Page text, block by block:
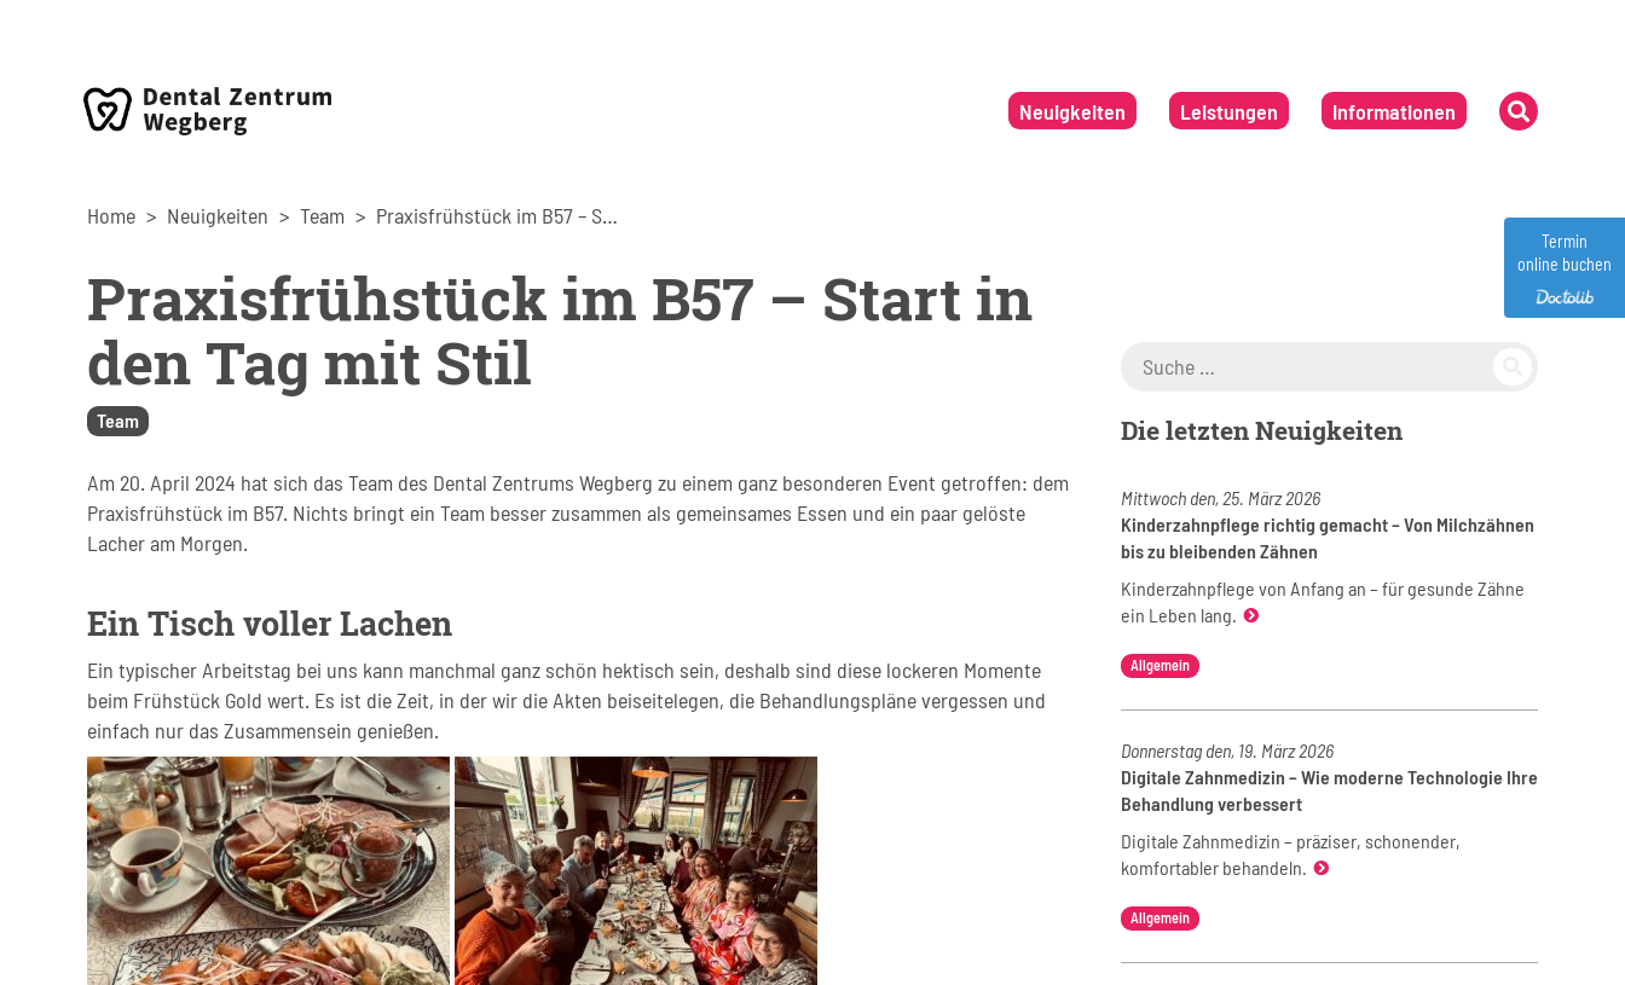
Neuigkeiten Leistungen Informationen
Home Neuigkeiten Team Praxisfrühstück im B57 – Start in den Tag mit Stil
Praxisfrühstück im B57 – Start in
den Tag mit Stil
Team
Am 20. April 2024 hat sich das Team des Dental Zentrums Wegberg zu einem ganz besonderen Event getroffen: dem
Praxisfrühstück im B57. Nichts bringt ein Team besser zusammen als gemeinsames Essen und ein paar gelöste
Lacher am Morgen.
Ein Tisch voller Lachen
Ein typischer Arbeitstag bei uns kann manchmal ganz schön hektisch sein, deshalb sind diese lockeren Momente
beim Frühstück Gold wert. Es ist die Zeit, in der wir die Akten beiseitelegen, die Behandlungspläne vergessen und
einfach nur das Zusammensein genießen.
Suche nach:
Die letzten Neuigkeiten
Mittwoch den, 25. März 2026
Kinderzahnpflege richtig gemacht – Von Milchzähnen
bis zu bleibenden Zähnen
Kinderzahnpflege von Anfang an – für gesunde Zähne
ein Leben lang.
Allgemein
Donnerstag den, 19. März 2026
Digitale Zahnmedizin – Wie moderne Technologie Ihre
Behandlung verbessert
Digitale Zahnmedizin – präziser, schonender,
komfortabler behandeln.
Allgemein
Termin
online buchen